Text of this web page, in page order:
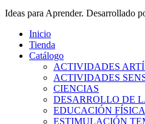
Ideas para Aprender. Desarrollado
Inicio
Tienda
Catálogo
ACTIVIDADES
ACTIVIDADES
CIENCIAS
DESARROLLO DE
EDUCACIÓN FÍSICA
ESTIMULACIÓN